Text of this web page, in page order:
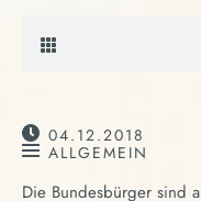
04.12.2018
ALLGEMEIN
Die Bundesbürger sind